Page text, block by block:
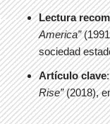
Lectura
America”
sociedad
Artículo clave
Rise”(2018),